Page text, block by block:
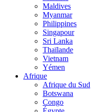
Maldives
Myanmar
Philippines
Singapour
Sri Lanka
Thaïlande
Vietnam
Yémen
Afrique
Afrique du Sud
Botswana
Congo